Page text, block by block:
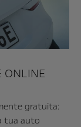
ONLINE
gratuita:
tua auto